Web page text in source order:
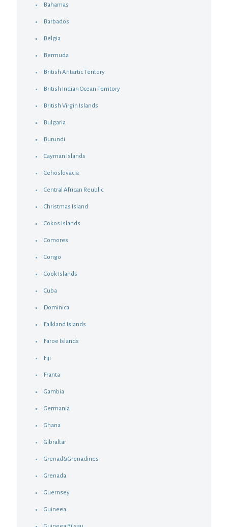
Bahamas
Barbados
Belgia
Bermuda
British Antartic Teritory
British Indian Ocean Territory
British Virgin Islands
Bulgaria
Burundi
Cayman Islands
Cehoslovacia
Central African Reublic
Christmas Island
Cokos Islands
Comores
Congo
Cook Islands
Cuba
Dominica
Falkland Islands
Faroe Islands
Fiji
Franta
Gambia
Germania
Ghana
Gibraltar
Grenad&Grenadines
Grenada
Guernsey
Guineea